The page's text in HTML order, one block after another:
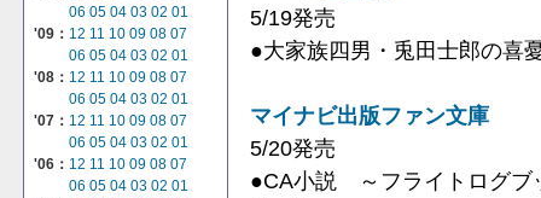
06 05 04 03 02 01
'09： 12 11 10 09 08 07
06 05 04 03 02 01
'08： 12 11 10 09 08 07
06 05 04 03 02 01
'07： 12 11 10 09 08 07
06 05 04 03 02 01
'06： 12 11 10 09 08 07
06 05 04 03 02 01
5/19発売
●大家族四男・兎田士郎の
マイナビ出版ファン文庫
5/20発売
●CA小説 ～フライトログ